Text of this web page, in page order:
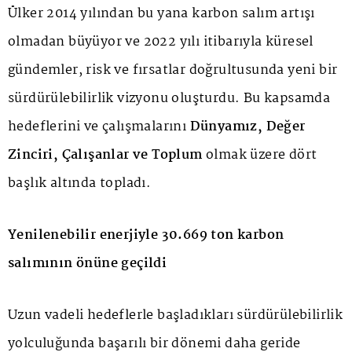
Ülker 2014 yılından bu yana karbon salım artışı
olmadan büyüyor ve 2022 yılı itibarıyla küresel
gündemler, risk ve fırsatlar doğrultusunda yeni bir
sürdürülebilirlik vizyonu oluşturdu. Bu kapsamda
hedeflerini ve çalışmalarınıDünyamız, Değer
Zinciri, Çalışanlar ve Toplumolmak üzere dört
başlık altında topladı.
Yenilenebilir enerjiyle 30.669 ton karbon
salımının önüne geçildi
Uzun vadeli hedeflerle başladıkları sürdürülebilirlik
yolculuğunda başarılı bir dönemi daha geride